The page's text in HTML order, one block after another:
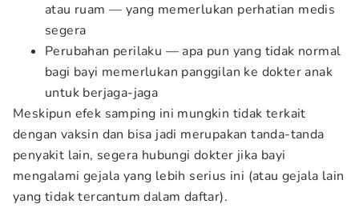
atau ruam — yang memerlukan perhatian medis
segera
Perubahan perilaku — apa pun yang tidak normal
bagi bayi memerlukan panggilan ke dokter anak
untuk berjaga-jaga
Meskipun efek samping ini mungkin tidak terkait
dengan vaksin dan bisa jadi merupakan tanda-tanda
penyakit lain, segera hubungi dokter jika bayi
mengalami gejala yang lebih serius ini (atau gejala lain
yang tidak tercantum dalam daftar).